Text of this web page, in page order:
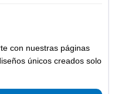
con nuestras páginas
únicos creados solo